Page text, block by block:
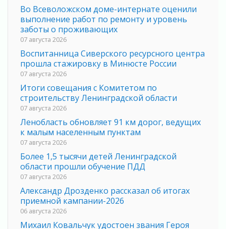
Во Всеволожском доме-интернате оценили
выполнение работ по ремонту и уровень
заботы о проживающих
07 августа 2026
Воспитанница Сиверского ресурсного центра
прошла стажировку в Минюсте России
07 августа 2026
Итоги совещания с Комитетом по
строительству Ленинградской области
07 августа 2026
Ленобласть обновляет 91 км дорог, ведущих
к малым населенным пунктам
07 августа 2026
Более 1,5 тысячи детей Ленинградской
области прошли обучение ПДД
07 августа 2026
Александр Дрозденко рассказал об итогах
приемной кампании-2026
06 августа 2026
Михаил Ковальчук удостоен звания Героя